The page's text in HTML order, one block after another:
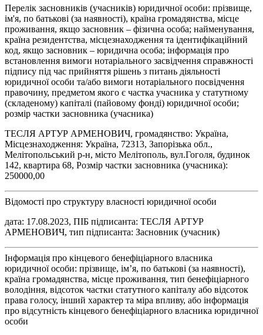
Перелік засновників (учасників) юридичної особи: прізвище,
ім'я, по батькові (за наявності), країна громадянства, місце
проживання, якщо засновник – фізична особа; найменування,
країна резидентства, місцезнаходження та ідентифікаційний
код, якщо засновник – юридична особа; інформація про
встановлення вимоги нотаріального засвідчення справжності
підпису під час прийняття рішень з питань діяльності
юридичної особи та/або вимоги нотаріального посвідчення
правочину, предметом якого є частка учасника у статутному
(складеному) капіталі (пайовому фонді) юридичної особи;
розмір частки засновника (учасника)
ТЕСЛЯ АРТУР АРМЕНОВИЧ, громадянство: Україна,
Місцезнаходження: Україна, 72313, Запорізька обл.,
Мелітопольський р-н, місто Мелітополь, вул.Гоголя, будинок
142, квартира 68, Розмір частки засновника (учасника):
250000,00
Відомості про структуру власності юридичної особи
дата: 17.08.2023, ПІБ підписанта: ТЕСЛЯ АРТУР
АРМЕНОВИЧ, тип підписанта: Засновник (учасник)
Інформація про кінцевого бенефіціарного власника
юридичної особи: прізвище, ім’я, по батькові (за наявності),
країна громадянства, місце проживання, тип бенефіціарного
володіння, відсоток частки статутного капіталу або відсоток
права голосу, інший характер та міра впливу, або інформація
про відсутність кінцевого бенефіціарного власника юридичної
особи